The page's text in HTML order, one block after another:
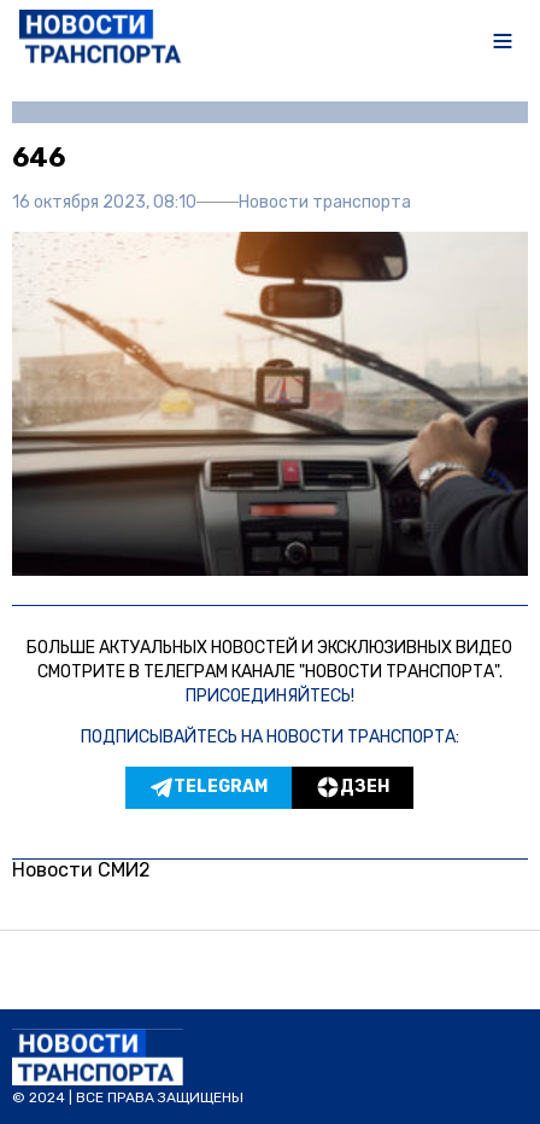
646
16 октября 2023, 08:10 Новости транспорта
БОЛЬШЕ АКТУАЛЬНЫХ НОВОСТЕЙ И ЭКСКЛЮЗИВНЫХ ВИДЕО
СМОТРИТЕ В ТЕЛЕГРАМ КАНАЛЕ "НОВОСТИ ТРАНСПОРТА".
ПРИСОЕДИНЯЙТЕСЬ!
ПОДПИСЫВАЙТЕСЬ НА НОВОСТИ ТРАНСПОРТА:
TELEGRAM ДЗЕН
Новости СМИ2
© 2024 | ВСЕ ПРАВА ЗАЩИЩЕНЫ